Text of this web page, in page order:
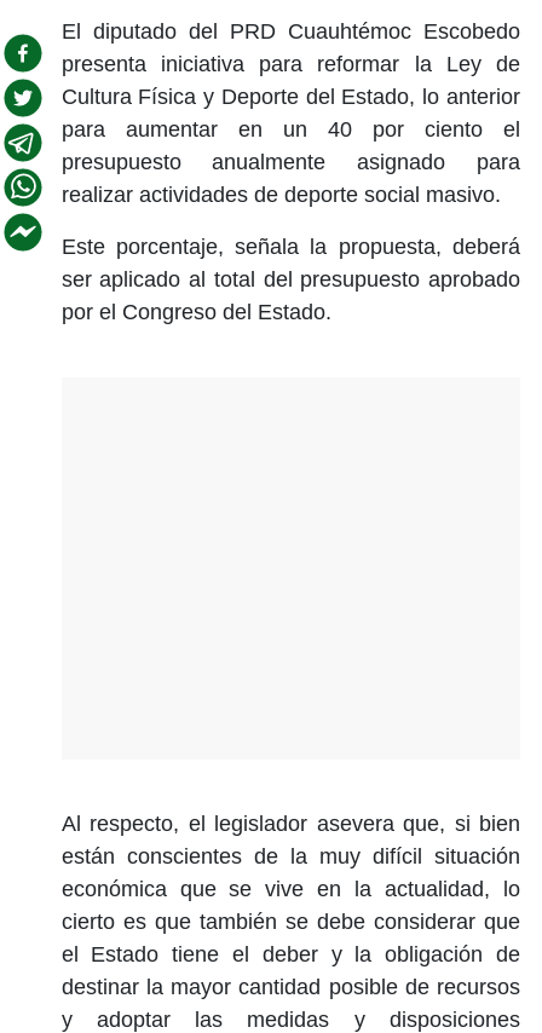
El diputado del PRD Cuauhtémoc Escobedo
presenta iniciativa para reformar la Ley de
Cultura Física y Deporte del Estado, lo anterior
para aumentar en un 40 por ciento el
presupuesto anualmente asignado para
realizar actividades de deporte social masivo.
Este porcentaje, señala la propuesta, deberá
ser aplicado al total del presupuesto aprobado
por el Congreso del Estado.
Al respecto, el legislador asevera que, si bien
están conscientes de la muy difícil situación
económica que se vive en la actualidad, lo
cierto es que también se debe considerar que
el Estado tiene el deber y la obligación de
destinar la mayor cantidad posible de recursos
y adoptar las medidas y disposiciones